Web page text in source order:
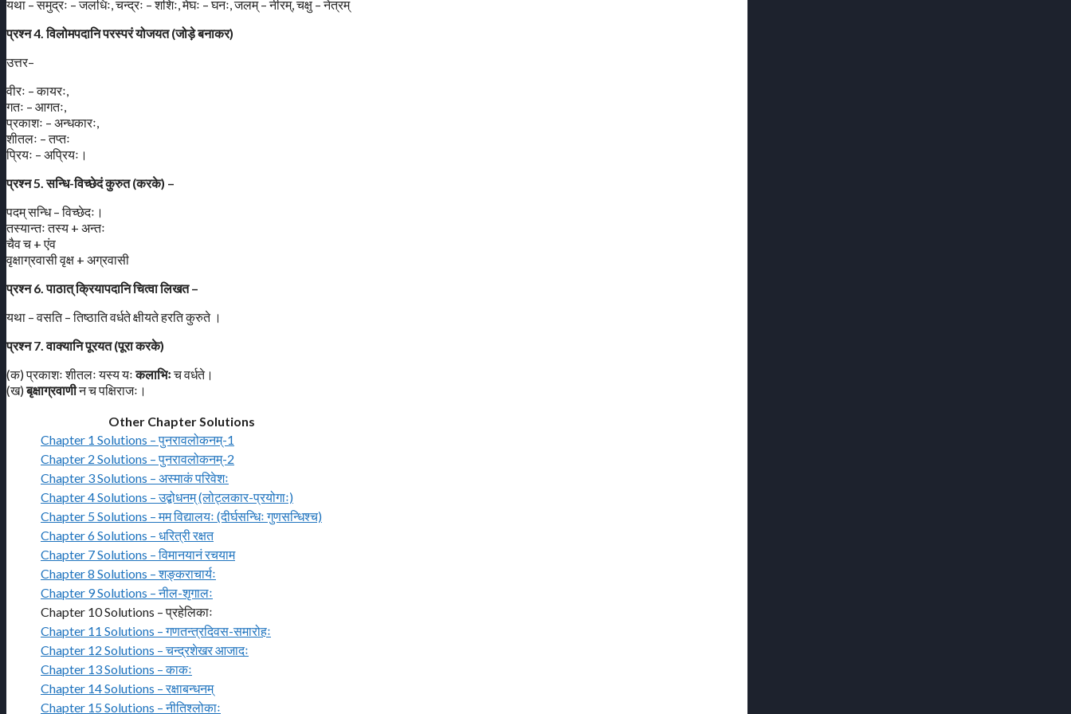
यथा – समुद्रः – जलधिः, चन्द्रः – शशिः, मेघः – घनः, जलम् – नीरम्, चक्षु – नेत्रम्
प्रश्न 4. विलोमपदानि परस्परं योजयत (जोड़े बनाकर)
उत्तर–
वीरः – कायरः,
गतः – आगतः,
प्रकाशः – अन्धकारः,
शीतलः – तप्तः
प्रियः – अप्रियः।
प्रश्न 5. सन्धि-विच्छेदं कुरुत (करके) –
पदम् सन्धि – विच्छेदः।
तस्यान्तः तस्य + अन्तः
चैव च + एंव
वृक्षाग्रवासी वृक्ष + अग्रवासी
प्रश्न 6. पाठात् क्रियापदानि चित्वा लिखत –
यथा – वसति – तिष्ठाति वर्धते क्षीयते हरति कुरुते ।
प्रश्न 7. वाक्यानि पूरयत (पूरा करके)
(क) प्रकाशः शीतलः यस्य यःकलाभिःच वर्धते।
(ख)बृक्षाग्रवाणीन च पक्षिराजः।
Other Chapter Solutions
Chapter 1 Solutions – पुनरावलोकनम्-1
Chapter 2 Solutions – पुनरावलोकनम्-2
Chapter 3 Solutions – अस्माकं परिवेशः
Chapter 4 Solutions – उद्बोधनम् (लोट्लकार-प्रयोगाः)
Chapter 5 Solutions – मम विद्यालयः (दीर्घसन्धिः गुणसन्धिश्च)
Chapter 6 Solutions – धरित्री रक्षत
Chapter 7 Solutions – विमानयानं रचयाम
Chapter 8 Solutions – शङ्कराचार्यः
Chapter 9 Solutions – नील-शृगालः
Chapter 10 Solutions – प्रहेलिकाः
Chapter 11 Solutions – गणतन्त्रदिवस-समारोहः
Chapter 12 Solutions – चन्द्रशेखर आजादः
Chapter 13 Solutions – काकः
Chapter 14 Solutions – रक्षाबन्धनम्
Chapter 15 Solutions – नीतिश्लोकाः